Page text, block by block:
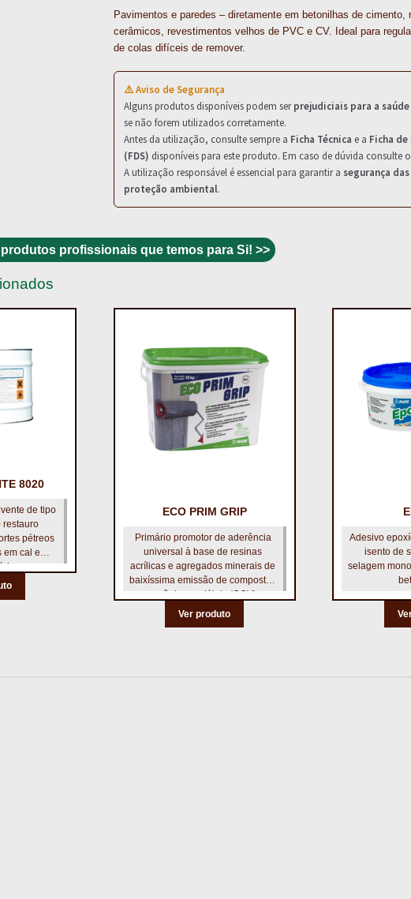
Pavimentos e paredes – diretamente em betonilhas de cimento,
cerâmicos, revestimentos velhos de PVC e CV. Ideal para
de colas difíceis de remover.
⚠️ Aviso de Segurança
Alguns produtos disponíveis podem serprejudiciais para a
se não forem utilizados corretamente.
Antes da utilização, consulte sempre a Ficha Técnica e a Ficha de
(FDS) disponíveis para este produto. Em caso de dúvida consulte
A utilização responsável é essencial para garantir a segurança
proteção ambiental.
profissionais que temos para Si! >>
8020
de tipo
restauro
pétreos
em cal e
ECO PRIM GRIP
Primário promotor de aderência
universal à base de resinas
acrílicas e agregados minerais de
baixíssima emissão de compostos
orgânicos voláteis (COV)
Ver produto
Adesivo
isento de
selagem